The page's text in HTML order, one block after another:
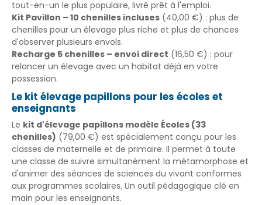
tout-en-un le plus populaire, livré prêt à l'emploi.
Kit Pavillon – 10 chenilles incluses (40,00 €) : plus de
chenilles pour un élevage plus riche et plus de chances
d'observer plusieurs envols.
Recharge 5 chenilles – envoi direct (16,50 €) : pour
relancer un élevage avec un habitat déjà en votre
possession.
Le kit élevage papillons pour les écoles et
enseignants
Le kit d'élevage papillons modèle Écoles (33
chenilles) (79,00 €) est spécialement conçu pour les
classes de maternelle et de primaire. Il permet à toute
une classe de suivre simultanément la métamorphose et
d'animer des séances de sciences du vivant conformes
aux programmes scolaires. Un outil pédagogique clé en
main pour les enseignants.